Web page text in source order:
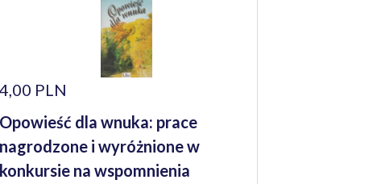
4,00 PLN
Opowieść dla wnuka: prace
nagrodzone i wyróżnione w
konkursie na wspomnienia